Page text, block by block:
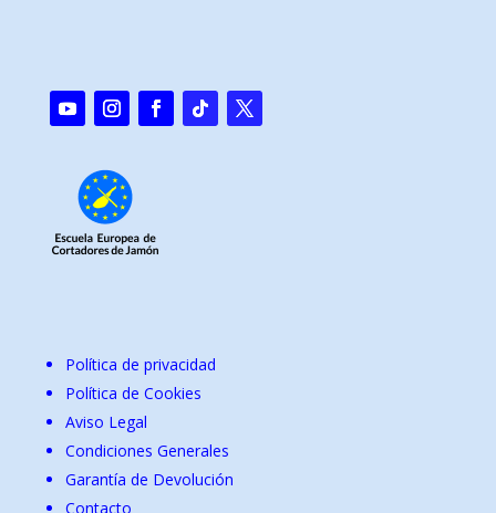
Política de privacidad
Política de Cookies
Aviso Legal
Condiciones Generales
Garantía de Devolución
Contacto